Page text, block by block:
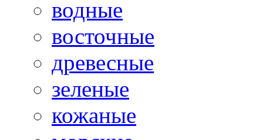
водные
восточные
древесные
зеленые
кожаные